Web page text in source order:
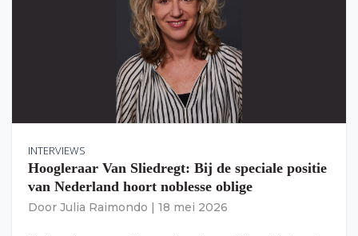
INTERVIEWS
Hoogleraar Van Sliedregt: Bij de speciale positie
van Nederland hoort noblesse oblige
Door Julia Raimondo 18 mei 2026